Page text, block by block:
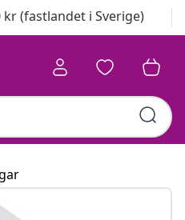
(fastlandet i Sverige)